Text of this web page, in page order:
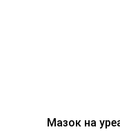
Мазок на